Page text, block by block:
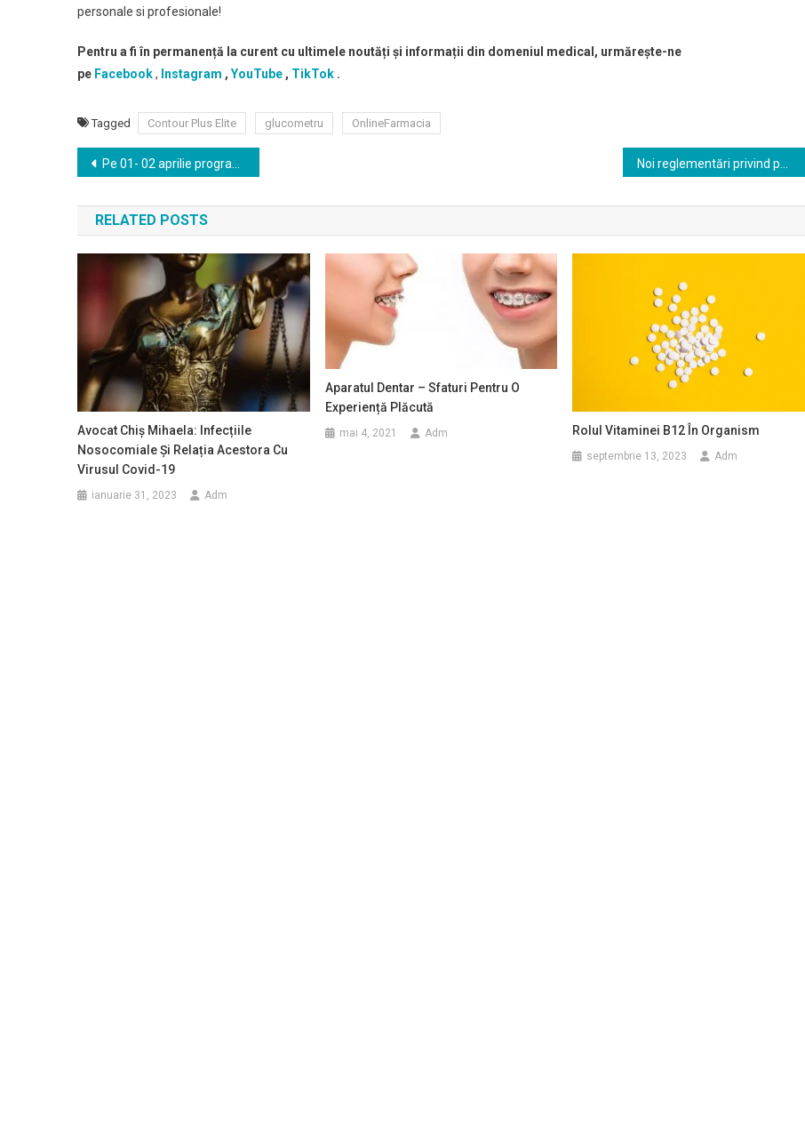
personale si profesionale!
Pentru a fi în permanență la curent cu ultimele noutăți și informații din domeniul medical, urmărește-ne
pe Facebook, Instagram , YouTube , TikTok .
Tagged Contour Plus Elite glucometru OnlineFarmacia
Navigare
în
articole
Pe 01- 02 aprilie programați-vă în calendar webinar-ul Practic MF- Planificare versus haos
RELATED POSTS
Avocat Chiș Mihaela: Infecțiile
Nosocomiale Și Relația Acestora Cu
Virusul Covid-19
ianuarie 31, 2023 Adm
Aparatul Dentar – Sfaturi Pentru O
Experiență Plăcută
mai 4, 2021 Adm Rolul Vitaminei B12 În Organism
septembrie 13, 2023 Adm